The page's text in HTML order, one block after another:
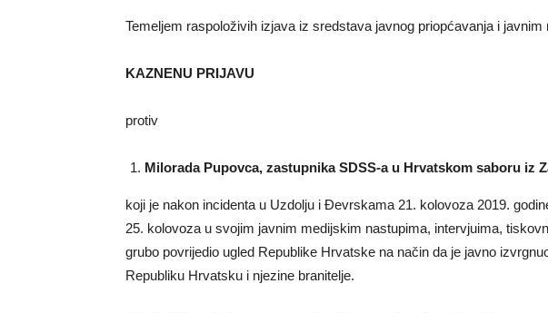
Temeljem raspoloživih izjava iz sredstava javnog priopćavanja i javnim
KAZNENU PRIJAVU
protiv
Milorada Pupovca, zastupnika SDSS-a u Hrvatskom saboru iz
koji je nakon incidenta u Uzdolju i Đevrskama 21. kolovoza 2019.
25. kolovoza u svojim javnim medijskim nastupima, intervjuima,
grubo povrijedio ugled Republike Hrvatske na način da je javno
Republiku Hrvatsku i njezine branitelje.